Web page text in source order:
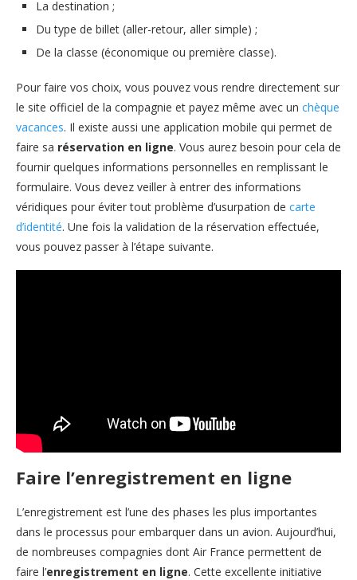
La destination ;
Du type de billet (aller-retour, aller simple) ;
De la classe (économique ou première classe).
Pour faire vos choix, vous pouvez vous rendre directement sur
le site officiel de la compagnie et payez même avec un chèque
vacances. Il existe aussi une application mobile qui permet de
faire sa réservation en ligne. Vous aurez besoin pour cela de
fournir quelques informations personnelles en remplissant le
formulaire. Vous devez veiller à entrer des informations
véridiques pour éviter tout problème d’usurpation de carte
d’identité. Une fois la validation de la réservation effectuée,
vous pouvez passer à l’étape suivante.
Faire l’enregistrement en ligne
L’enregistrement est l’une des phases les plus importantes
dans le processus pour embarquer dans un avion. Aujourd’hui,
de nombreuses compagnies dont Air France permettent de
faire l’enregistrement en ligne. Cette excellente initiative